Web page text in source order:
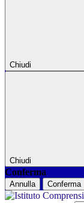
Chiudi
Chiudi
Conferma
Annulla Conferma